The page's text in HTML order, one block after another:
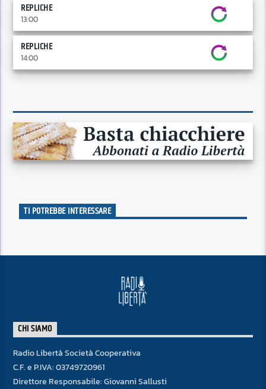
REPLICHE
13:00
REPLICHE
14:00
TI POTREBBE INTERESSARE
CHI SIAMO
Radio Libertà Società Cooperativa
C.F. e P.IVA: 03749720961
Direttore Responsabile: Giovanni Sallusti